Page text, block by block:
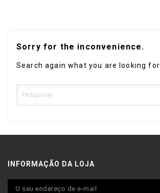
Sorry for the inconvenience.
Search again what you are looking for
INFORMAÇÃO DA LOJA